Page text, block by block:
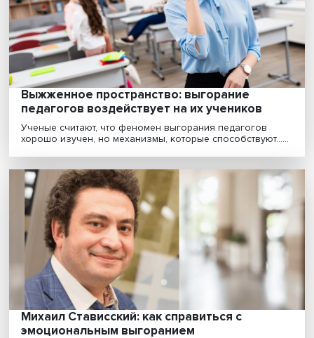
Дарья Терешина: эмоциональный
капитализм — как меняются
отношения под влиянием рыночной
экономики
Распространение популярной психологии научило
россиян относиться к эмоциям более рационально,
упр......